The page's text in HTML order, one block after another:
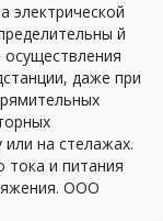
электрической
й
даже при
на стелажах.
и питания
ООО